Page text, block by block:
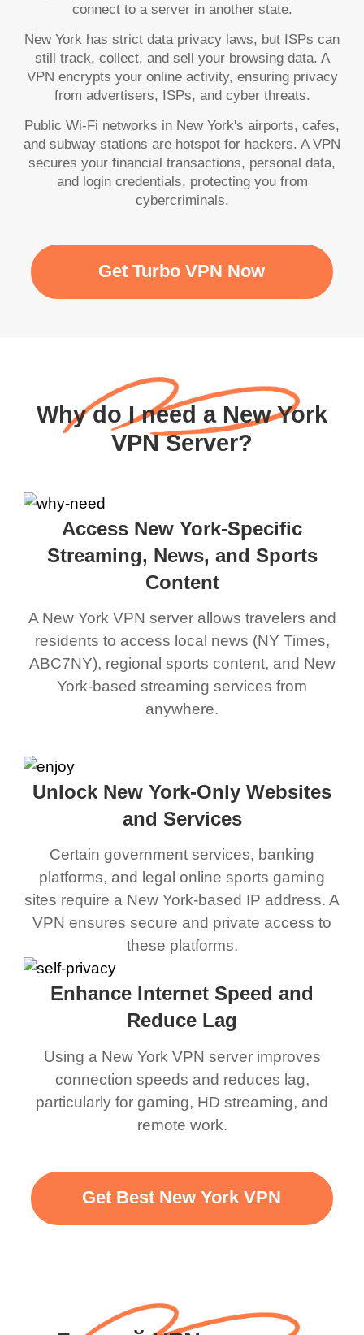
connect to a server in another state.
New York has strict data privacy laws, but ISPs can
still track, collect, and sell your browsing data. A
VPN encrypts your online activity, ensuring privacy
from advertisers, ISPs, and cyber threats.
Public Wi-Fi networks in New York's airports, cafes,
and subway stations are hotspot for hackers. A VPN
secures your financial transactions, personal data,
and login credentials, protecting you from
cybercriminals.
Get Turbo VPN Now
Why do I need a New York
VPN Server?
Access New York-Specific
Streaming, News, and Sports
Content
A New York VPN server allows travelers and
residents to access local news (NY Times,
ABC7NY), regional sports content, and New
York-based streaming services from
anywhere.
Unlock New York-Only Websites
and Services
Certain government services, banking
platforms, and legal online sports gaming
sites require a New York-based IP address. A
VPN ensures secure and private access to
these platforms.
Enhance Internet Speed and
Reduce Lag
Using a New York VPN server improves
connection speeds and reduces lag,
particularly for gaming, HD streaming, and
remote work.
Get Best New York VPN